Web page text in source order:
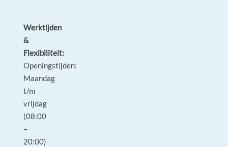
Werktijden
&
Flexibiliteit:
Openingstijden:
Maandag
t/m
vrijdag
(08:00
–
20:00)